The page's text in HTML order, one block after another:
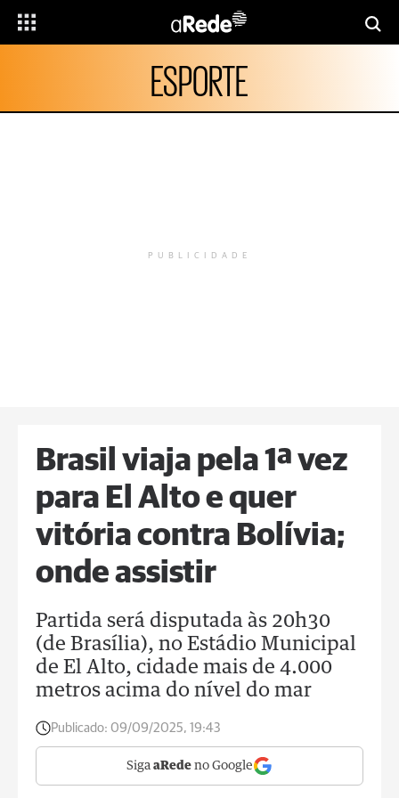
ESPORTE
PUBLICIDADE
Brasil viaja pela 1ª vez
para El Alto e quer
vitória contra Bolívia;
onde assistir
Partida será disputada às 20h30
(de Brasília), no Estádio Municipal
de El Alto, cidade mais de 4.000
metros acima do nível do mar
Publicado: 09/09/2025, 19:43
Siga aRede no Google